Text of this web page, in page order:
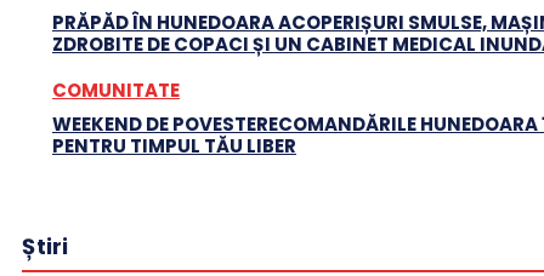
PRĂPĂD ÎN HUNEDOARA ACOPERIȘURI SMULSE,
ZDROBITE DE COPACI ȘI UN CABINET MEDICAL
COMUNITATE
WEEKEND DE POVESTERECOMANDĂRILE HUNEDOARA
PENTRU TIMPUL TĂU LIBER
Știri